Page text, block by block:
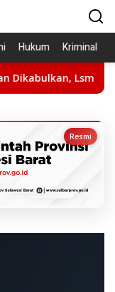
Hukum Kriminal
Lsm LIRA: